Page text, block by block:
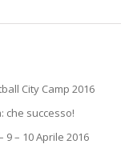
City Camp 2016
che successo!
– 10 Aprile 2016